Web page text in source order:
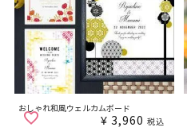
おしゃれ和風ウェルカムボード
¥ 3,960 税込